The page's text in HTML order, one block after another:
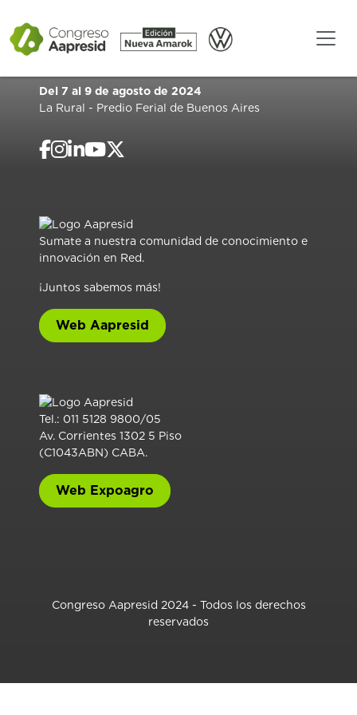
Del 7 al 9 de agosto de 2024
La Rural - Predio Ferial de Buenos Aires
Sumate a nuestra comunidad de conocimiento e
innovación en Red.
¡Juntos sabemos más!
Web Aapresid
Tel.: 011 5128 9800/05
Av. Corrientes 1302 5 Piso
(C1043ABN) CABA.
Web Expoagro
Congreso Aapresid 2024 - Todos los derechos
reservados